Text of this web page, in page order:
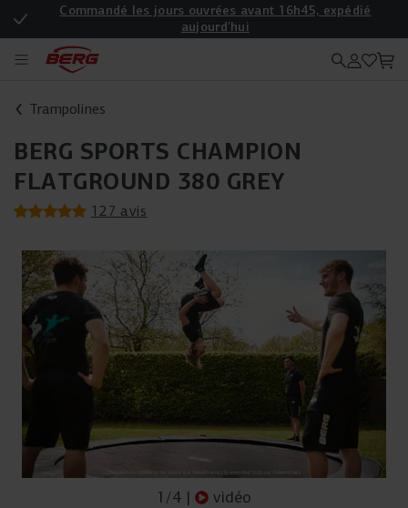
Commandé les jours ouvrées avant 16h45, expédié
aujourd'hui
Trampolines
BERG SPORTS CHAMPION
FLATGROUND 380 GREY
127 avis
1 /4 | vidéo